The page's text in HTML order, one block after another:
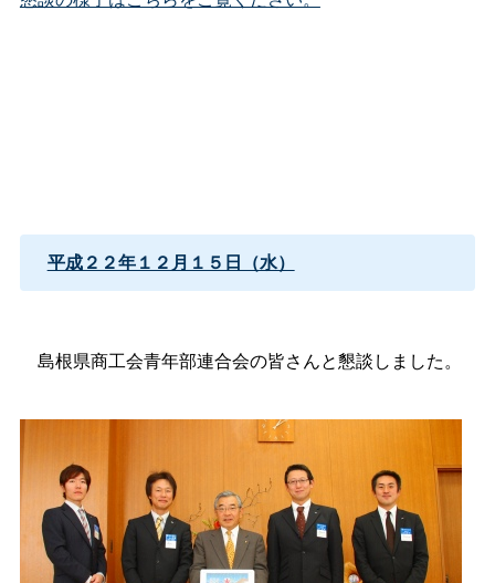
平成２２年１２月１５日（水）
島根県商工会青年部連合会の皆さんと懇談しました。